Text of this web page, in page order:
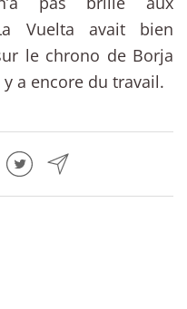
Vuelta avait bien
le chrono de Borja
a encore du travail.